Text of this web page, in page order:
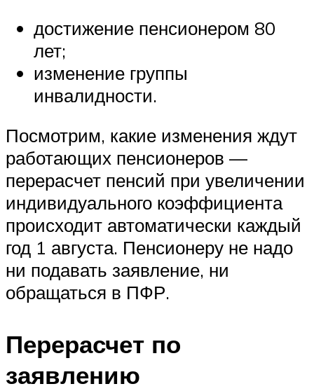
достижение пенсионером 80
лет;
изменение группы
инвалидности.
Посмотрим, какие изменения ждут
работающих пенсионеров —
перерасчет пенсий при увеличении
индивидуального коэффициента
происходит автоматически каждый
год 1 августа. Пенсионеру не надо
ни подавать заявление, ни
обращаться в ПФР.
Перерасчет по
заявлению